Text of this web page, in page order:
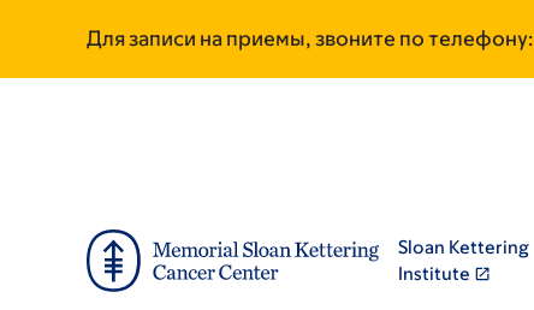
main
footer
Для записи на приемы, звоните по телефону:
Sloan Kettering
Institute